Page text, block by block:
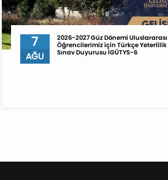
7
AĞU
2026-2027 Güz Dönemi Uluslararası
Öğrencilerimiz için Türkçe Yeterlilik
Sınav Duyurusu İGÜTYS-6